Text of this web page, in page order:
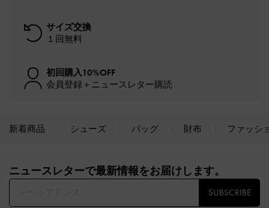
サイズ交換
１回無料
初回購入10%OFF
会員登録＋ニュースレター購読
新着商品 シューズ バッグ 財布 ファッシ
ニュースレターで最新情報をお届けします。​
SUBSCRIBE